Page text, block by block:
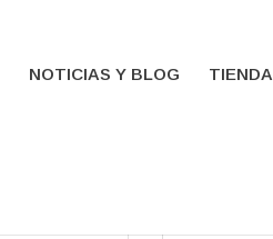
NOTICIAS Y BLOG TIENDA